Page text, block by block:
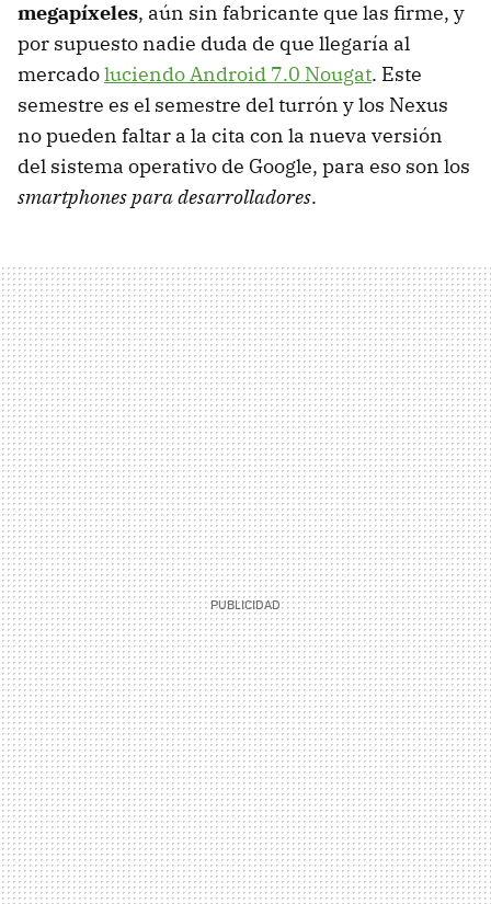
megapíxeles, aún sin fabricante que las firme, y
por supuesto nadie duda de que llegaría al
mercadoluciendo Android 7.0 Nougat. Este
semestre es el semestre del turrón y los Nexus
no pueden faltar a la cita con la nueva versión
del sistema operativo de Google, para eso son los
smartphones para desarrolladores.